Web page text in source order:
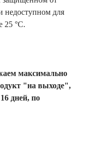
недоступном для
25 °C.
максимально
"на выходе",
дней, по